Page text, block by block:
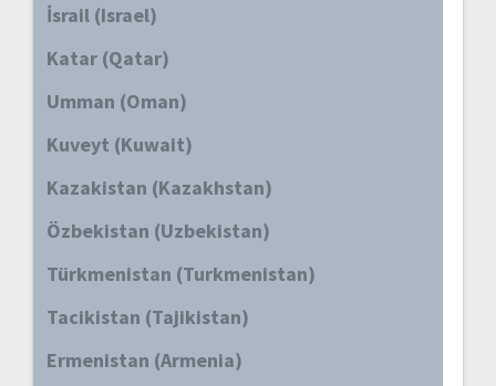
İsrail (Israel)
Katar (Qatar)
Umman (Oman)
Kuveyt (Kuwait)
Kazakistan (Kazakhstan)
Özbekistan (Uzbekistan)
Türkmenistan (Turkmenistan)
Tacikistan (Tajikistan)
Ermenistan (Armenia)